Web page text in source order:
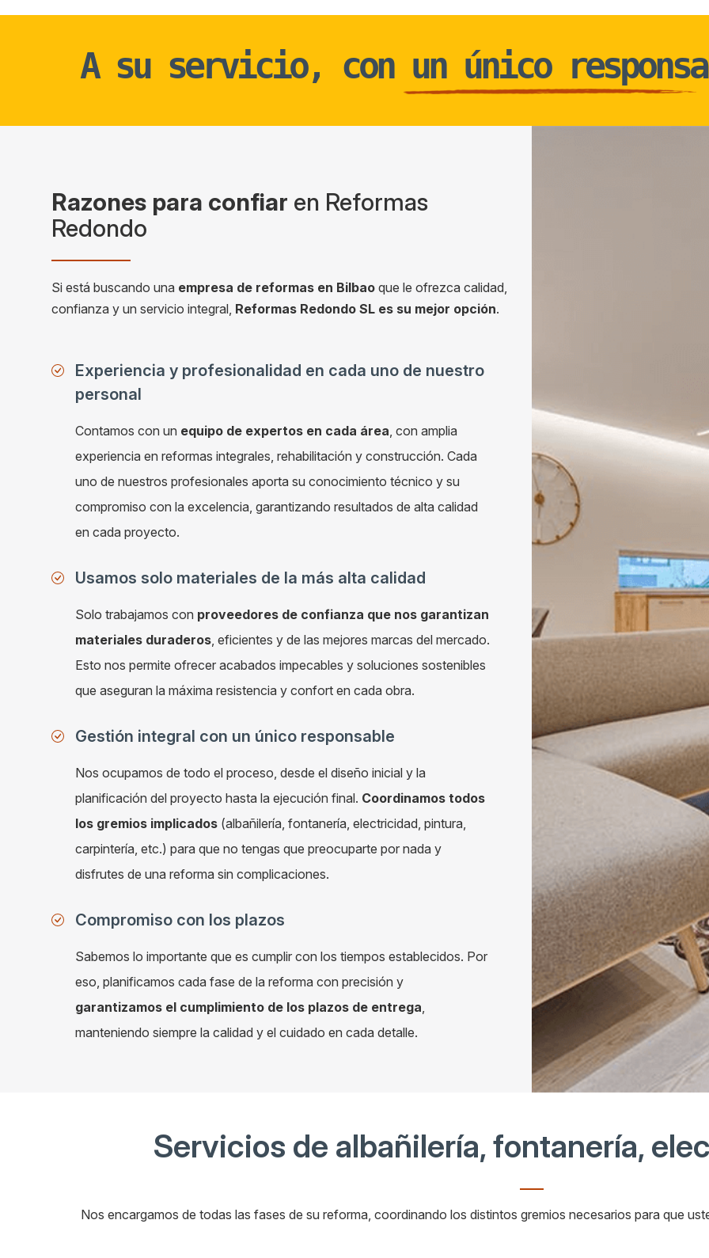
A su servicio, con un único
Razones para confiar en Reformas
Redondo
Si está buscando una empresa de reformas en Bilbao que le ofrezca calidad,
confianza y un servicio integral, Reformas Redondo SL es su mejor opción.
Experiencia y profesionalidad en cada uno de nuestro
personal
Contamos con un equipo de expertos en cada área , con amplia
experiencia en reformas integrales, rehabilitación y construcción. Cada
uno de nuestros profesionales aporta su conocimiento técnico y su
compromiso con la excelencia, garantizando resultados de alta calidad
en cada proyecto.
Usamos solo materiales de la más alta calidad
Solo trabajamos con proveedores de confianza que nos garantizan
materiales duraderos , eficientes y de las mejores marcas del mercado.
Esto nos permite ofrecer acabados impecables y soluciones sostenibles
que aseguran la máxima resistencia y confort en cada obra.
Gestión integral con un único responsable
Nos ocupamos de todo el proceso, desde el diseño inicial y la
planificación del proyecto hasta la ejecución final. Coordinamos todos
los gremios implicados (albañilería, fontanería, electricidad, pintura,
carpintería, etc.) para que no tengas que preocuparte por nada y
disfrutes de una reforma sin complicaciones.
Compromiso con los plazos
Sabemos lo importante que es cumplir con los tiempos establecidos. Por
eso, planificamos cada fase de la reforma con precisión y
garantizamos el cumplimiento de los plazos de entrega
manteniendo siempre la calidad y el cuidado en cada detalle.
Servicios de albañilería, fontanería,
Nos encargamos de todas las fases de su reforma, coordinando los distintos gremios necesarios para que